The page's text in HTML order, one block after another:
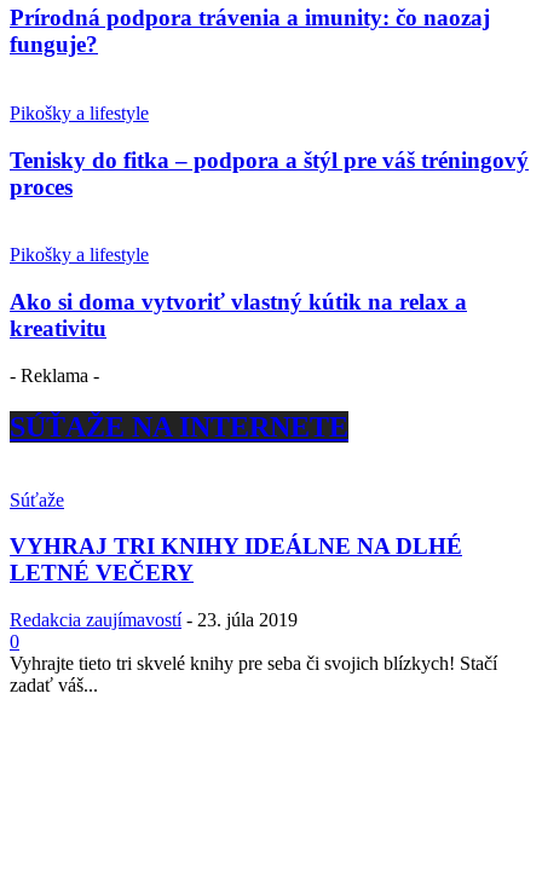
Prírodná podpora trávenia a imunity: čo naozaj
funguje?
Pikošky a lifestyle
Tenisky do fitka – podpora a štýl pre váš tréningový
proces
Pikošky a lifestyle
Ako si doma vytvoriť vlastný kútik na relax a
kreativitu
- Reklama -
SÚŤAŽE NA INTERNETE
Súťaže
VYHRAJ TRI KNIHY IDEÁLNE NA DLHÉ
LETNÉ VEČERY
Redakcia zaujímavostí - 23. júla 2019
0
Vyhrajte tieto tri skvelé knihy pre seba či svojich blízkych! Stačí
zadať váš...